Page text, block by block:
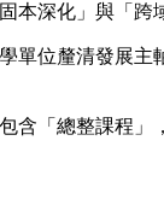
本深化」與「跨
單位釐清發展
含「總整課程」